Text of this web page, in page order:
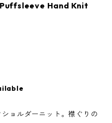
Puffsleeve Hand Knit
ョルダーニット。襟ぐりの